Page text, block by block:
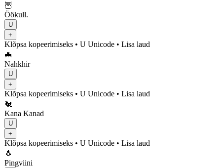
🦉
Öökull.
U
+
Klõpsa kopeerimiseks • U Unicode • Lisa laud
🦇
Nahkhir
U
+
Klõpsa kopeerimiseks • U Unicode • Lisa laud
🐔
Kana Kanad
U
+
Klõpsa kopeerimiseks • U Unicode • Lisa laud
🐧
Pingviini